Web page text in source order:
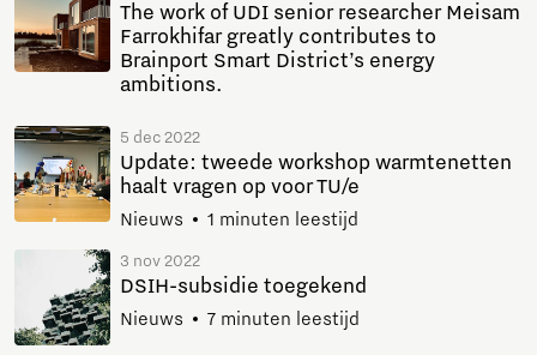
The work of UDI senior researcher Meisam
Farrokhifar greatly contributes to
Brainport Smart District’s energy
ambitions.
5 dec 2022
Update: tweede workshop warmtenetten
haalt vragen op voor TU/e
Nieuws 1 minuten leestijd
3 nov 2022
DSIH-subsidie toegekend
Nieuws 7 minuten leestijd